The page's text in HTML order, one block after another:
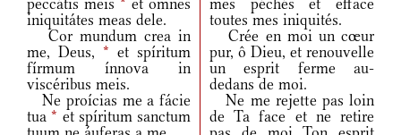
peccátis meis * et omnes
iniquitátes meas dele.
mes péchés et efface
toutes mes iniquités.
Cor mundum crea in
me, Deus, * et spíritum
fírmum ínnova in
viscéribus meis.
Crée en moi un cœur
pur, ô Dieu, et renouvelle
un esprit ferme au-
dedans de moi.
Ne proícias me a fácie
tua* et spíritum sanctum
Ne me rejette pas loin
de Ta face et ne retire